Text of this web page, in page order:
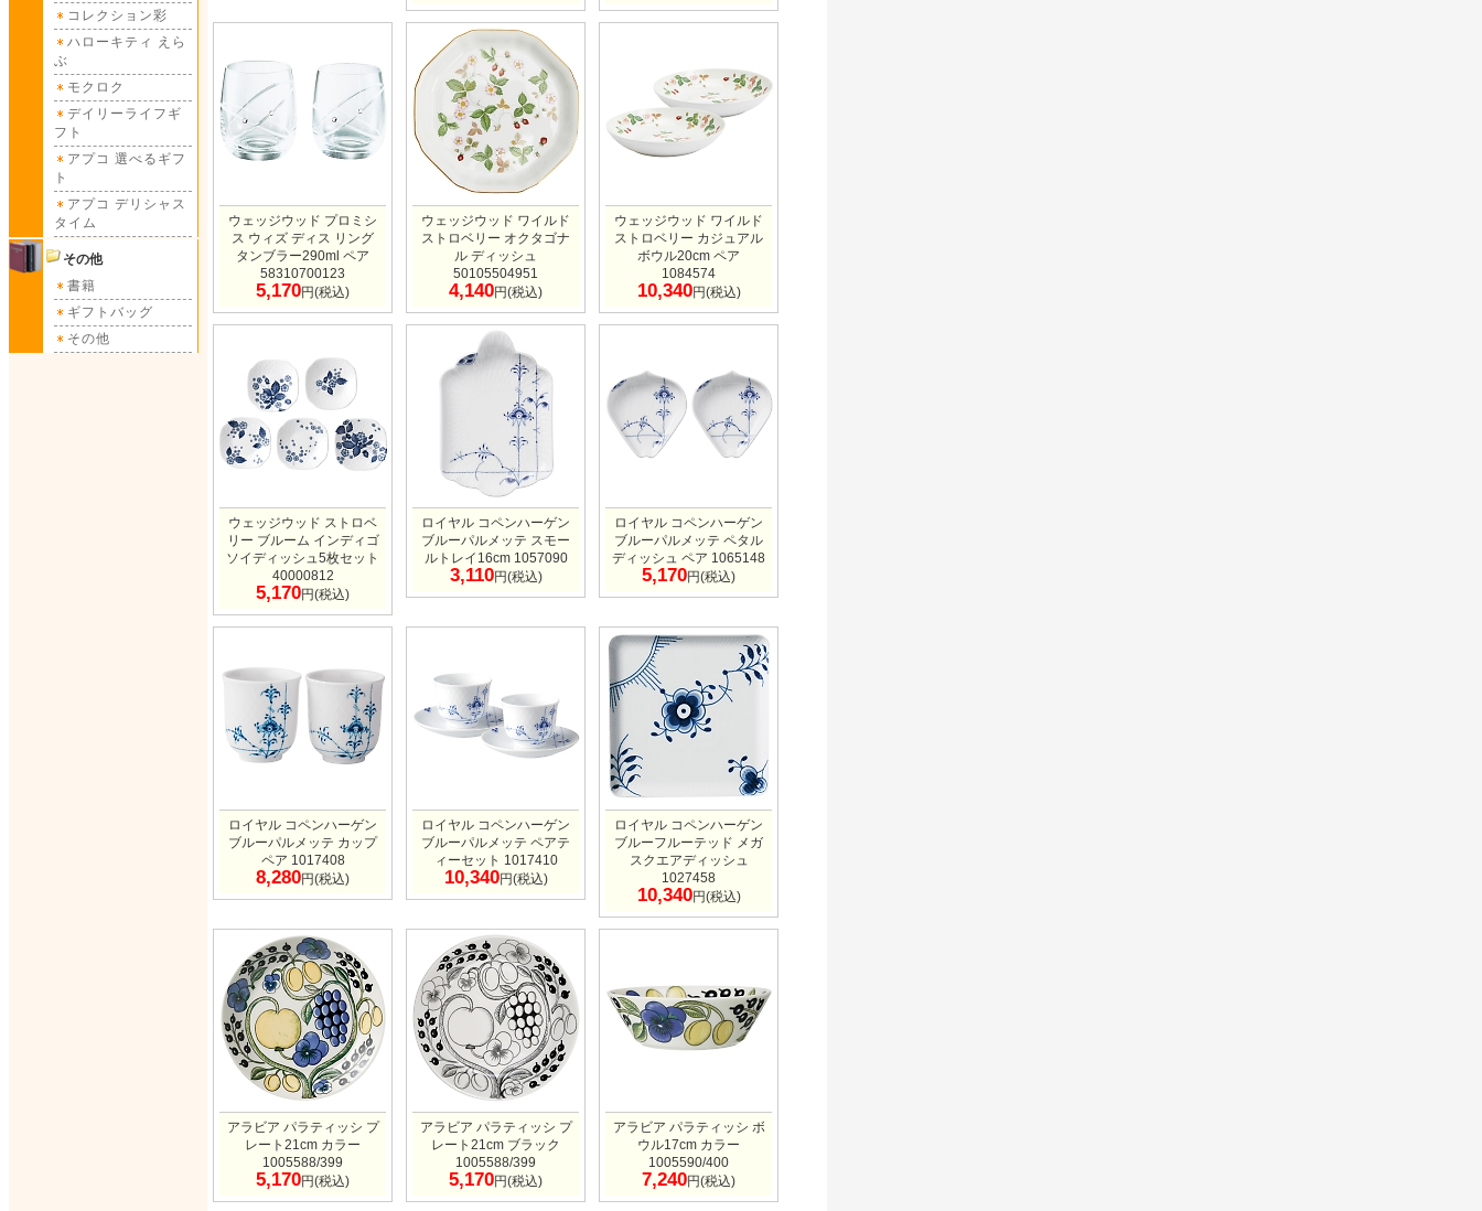
コレクション彩
ハローキティ えら
ぶ
モクロク
デイリーライフギ
フト
アプコ 選べるギフ
ト
アプコ デリシャス
タイム
その他
書籍
ギフトバッグ
その他
ウェッジウッド プロミシ
ス ウィズ ディス リング
タンブラー290ml ペア
58310700123
5,170円(税込)
ウェッジウッド ワイルド
ストロベリー オクタゴナ
ル ディッシュ
50105504951
4,140円(税込)
ウェッジウッド ワイルド
ストロベリー カジュアル
ボウル20cm ペア
1084574
10,340円(税込)
ウェッジウッド ストロベ
リー ブルーム インディゴ
ソイディッシュ5枚セット
40000812
5,170円(税込)
ロイヤル コペンハーゲン
ブルーパルメッテ スモー
ルトレイ16cm 1057090
3,110円(税込)
ロイヤル コペンハーゲン
ブルーパルメッテ ペタル
ディッシュ ペア 1065148
5,170円(税込)
ロイヤル コペンハーゲン
ブルーパルメッテ カップ
ペア 1017408
8,280円(税込)
ロイヤル コペンハーゲン
ブルーパルメッテ ペアテ
ィーセット 1017410
10,340円(税込)
ロイヤル コペンハーゲン
ブルーフルーテッド メガ
スクエアディッシュ
1027458
10,340円(税込)
アラビア パラティッシ プ
レート21cm カラー
1005588/399
5,170円(税込)
アラビア パラティッシ プ
レート21cm ブラック
1005588/399
5,170円(税込)
アラビア パラティッシ ボ
ウル17cm カラー
1005590/400
7,240円(税込)